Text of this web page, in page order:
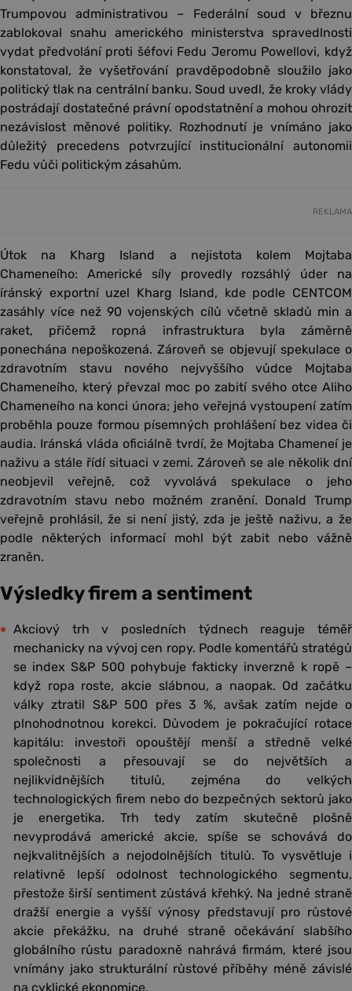
Trumpovou administrativou – Federální soud v březnu
zablokoval snahu amerického ministerstva spravedlnosti
vydat předvolání proti šéfovi Fedu Jeromu Powellovi, když
konstatoval, že vyšetřování pravděpodobně sloužilo jako
politický tlak na centrální banku. Soud uvedl, že kroky vlády
postrádají dostatečné právní opodstatnění a mohou ohrozit
nezávislost měnové politiky. Rozhodnutí je vnímáno jako
důležitý precedens potvrzující institucionální autonomii
Fedu vůči politickým zásahům.
REKLAMA
Útok na Kharg Island a nejistota kolem Mojtaba
Chameneího: Americké síly provedly rozsáhlý úder na
íránský exportní uzel Kharg Island, kde podle CENTCOM
zasáhly více než 90 vojenských cílů včetně skladů min a
raket, přičemž ropná infrastruktura byla záměrně
ponechána nepoškozená. Zároveň se objevují spekulace o
zdravotním stavu nového nejvyššího vůdce Mojtaba
Chameneího, který převzal moc po zabití svého otce Aliho
Chameneího na konci února; jeho veřejná vystoupení zatím
proběhla pouze formou písemných prohlášení bez videa či
audia. Iránská vláda oficiálně tvrdí, že Mojtaba Chameneí je
naživu a stále řídí situaci v zemi. Zároveň se ale několik dní
neobjevil veřejně, což vyvolává spekulace o jeho
zdravotním stavu nebo možném zranění. Donald Trump
veřejně prohlásil, že si není jistý, zda je ještě naživu, a že
podle některých informací mohl být zabit nebo vážně
zraněn.
Výsledky firem a sentiment
Akciový trh v posledních týdnech reaguje téměř
mechanicky na vývoj cen ropy. Podle komentářů stratégů
se index S&P 500 pohybuje fakticky inverzně k ropě –
když ropa roste, akcie slábnou, a naopak. Od začátku
války ztratil S&P 500 přes 3 %, avšak zatím nejde o
plnohodnotnou korekci. Důvodem je pokračující rotace
kapitálu: investoři opouštějí menší a středně velké
společnosti a přesouvají se do největších a
nejlikvidnějších titulů, zejména do velkých
technologických firem nebo do bezpečných sektorů jako
je energetika. Trh tedy zatím skutečně plošně
nevyprodává americké akcie, spíše se schovává do
nejkvalitnějších a nejodolnějších titulů. To vysvětluje i
relativně lepší odolnost technologického segmentu,
přestože širší sentiment zůstává křehký. Na jedné straně
dražší energie a vyšší výnosy představují pro růstové
akcie překážku, na druhé straně očekávání slabšího
globálního růstu paradoxně nahrává firmám, které jsou
vnímány jako strukturální růstové příběhy méně závislé
na cyklické ekonomice.